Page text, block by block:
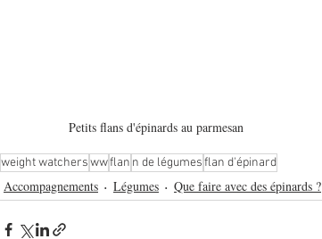
Petits flans d'épinards au parmesan
weight watcherswwflan n de légumesflan d'épinard
Accompagnements Légumes Que faire avec des épinards ?